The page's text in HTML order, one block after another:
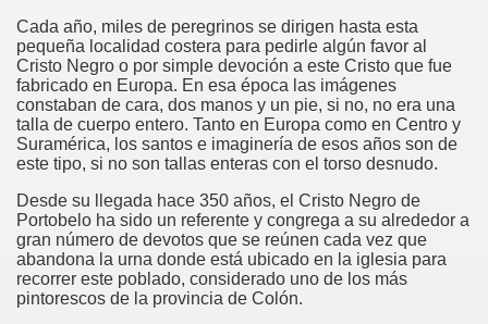
Cada año, miles de peregrinos se dirigen hasta esta
pequeña localidad costera para pedirle algún favor al
Cristo Negro o por simple devoción a este Cristo que fue
fabricado en Europa. En esa época las imágenes
constaban de cara, dos manos y un pie, si no, no era una
talla de cuerpo entero. Tanto en Europa como en Centro y
Suramérica, los santos e imaginería de esos años son de
este tipo, si no son tallas enteras con el torso desnudo.
Desde su llegada hace 350 años, el Cristo Negro de
Portobelo ha sido un referente y congrega a su alrededor a
gran número de devotos que se reúnen cada vez que
abandona la urna donde está ubicado en la iglesia para
recorrer este poblado, considerado uno de los más
pintorescos de la provincia de Colón.